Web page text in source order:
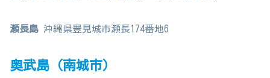
瀬長島 沖縄県豊見城市瀬長174番地6
奥武島（南城市）